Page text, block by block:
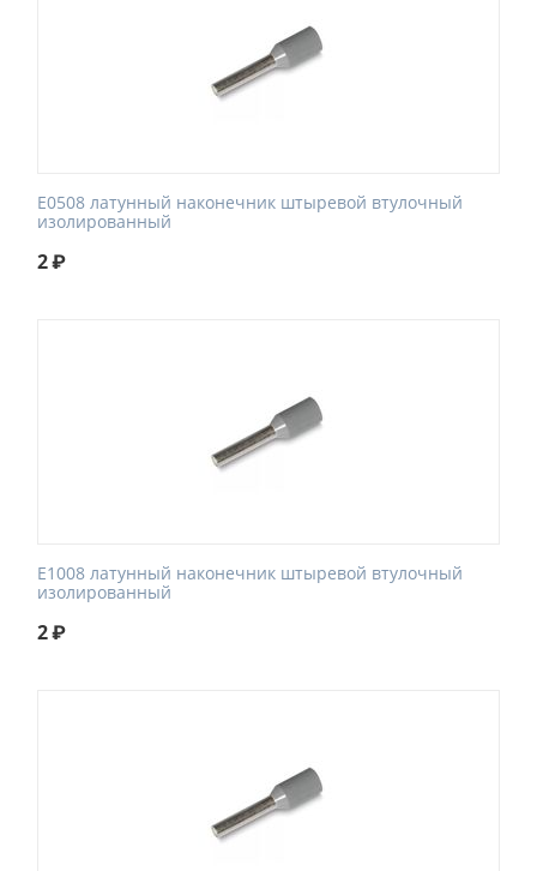
E0508 латунный наконечник штыревой втулочный
изолированный
2₽
E1008 латунный наконечник штыревой втулочный
изолированный
2₽